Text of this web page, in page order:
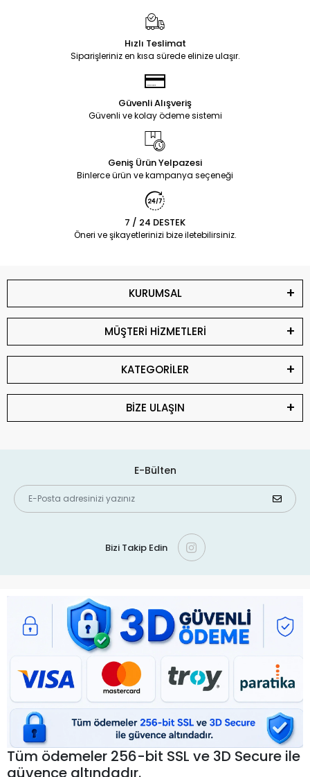
Hızlı Teslimat
Siparişleriniz en kısa sürede elinize ulaşır.
Güvenli Alışveriş
Güvenli ve kolay ödeme sistemi
Geniş Ürün Yelpazesi
Binlerce ürün ve kampanya seçeneği
7 / 24 DESTEK
Öneri ve şikayetlerinizi bize iletebilirsiniz.
KURUMSAL
MÜŞTERİ HİZMETLERİ
KATEGORİLER
BİZE ULAŞIN
E-Bülten
Bizi Takip Edin
Tüm ödemeler 256-bit SSL ve 3D Secure ile
güvence altındadır.